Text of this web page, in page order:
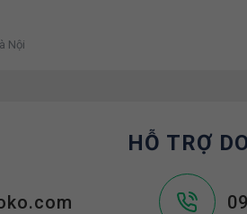
Nội
HỖ TRỢ